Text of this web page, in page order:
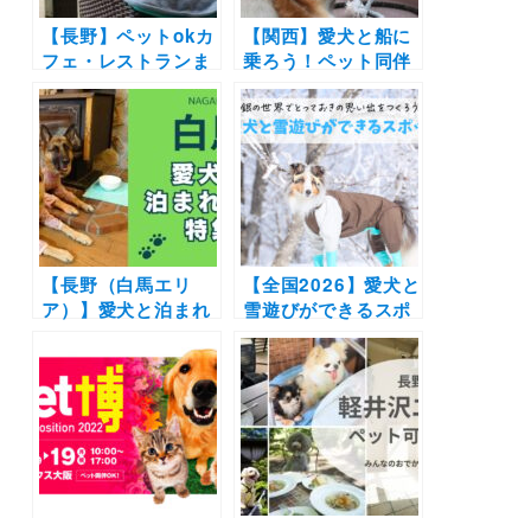
【長野】ペットokカ
フェ・レストランま
とめ30選！| 自然豊
かな景色に包まれて
お蕎麦やピザを愛犬
と楽しもう♪
【関西】愛犬と船に
乗ろう！ペット同伴
OKのクルーズ船＆
屋形船6選|神戸や大
阪の夜景やうずしお
を一緒に楽しもう♪
【長野（白馬エリ
ア）】愛犬と泊まれ
のリゾートホテルか
らペットフレンドリ
ーなペンションまで
を厳選（実際のおで
かけレポートあり）
【全国2026】愛犬と
雪遊びができるスポ
ット18選 | スキー場
のドッグランやスノ
シュー体験など白銀
の世界でとっておき
の思い出をつくろう
♪